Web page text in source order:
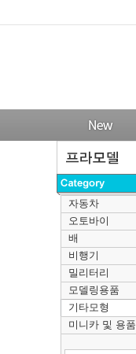
자동차
오토바이
배
비행기
밀리터리
모델링용품
기타모형
미니카 및 용품